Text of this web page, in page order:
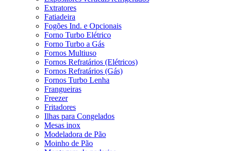
Extratores
Fatiadeira
Fogões Ind. e Opcionais
Forno Turbo Elétrico
Forno Turbo a Gás
Fornos Multiuso
Fornos Refratários (Elétricos)
Fornos Refratários (Gás)
Fornos Turbo Lenha
Frangueiras
Freezer
Fritadores
Ilhas para Congelados
Mesas inox
Modeladora de Pão
Moinho de Pão